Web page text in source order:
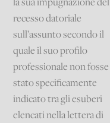
recesso datoriale
sull’assunto secondo il
quale il suo profilo
professionale non fosse
stato specificamente
indicato tra gli esuberi
elencati nella lettera di